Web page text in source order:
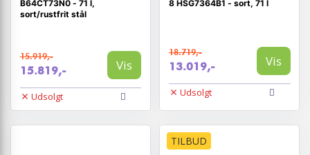
B64CT73N0 - 71 l,
sort/rustfrit stål
15.919,-
15.819,- Vis
Udsolgt
8 HSG7364B1 - sort, 71 l
18.719,-
13.019,- Vis
Udsolgt
TILBUD